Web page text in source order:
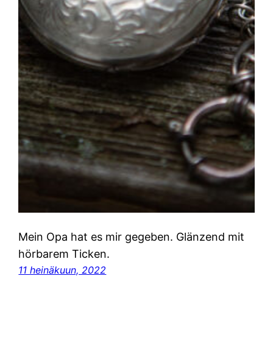
Mein Opa hat es mir gegeben. Glänzend mit
hörbarem Ticken.
11 heinäkuun, 2022